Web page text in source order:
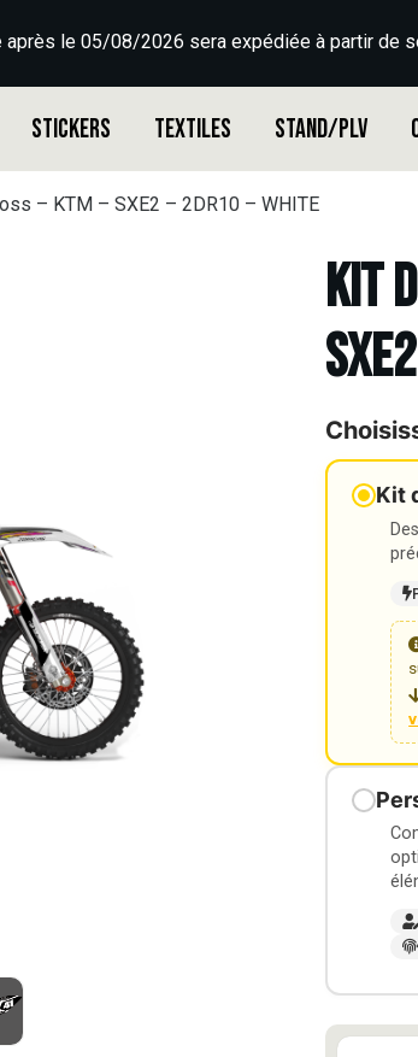
le 05/08/2026 sera expédiée à partir de
Stickers Textiles Stand/PLV
– KTM – SXE2 – 2DR10 – WHITE
Kit
Kit